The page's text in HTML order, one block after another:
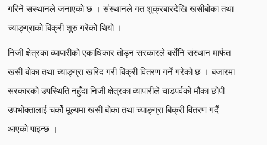
गरिने संस्थानले जनाएको छ । संस्थानले गत शुक्रबारदेखि खसीबोका तथा
च्याङ्ग्राको बिक्री शुरु गरेको थियो ।
निजी क्षेत्रका व्यापारीको एकाधिकार तोड्न सरकारले बर्सेनि संस्थान मार्फत
खसी बोका तथा च्याङ्ग्रा खरिद गरी बिक्री वितरण गर्ने गरेको छ । बजारमा
सरकारको उपस्थिति नहुँदा निजी क्षेत्रका व्यापारीले चाडपर्वको मौका छोपी
उपभोक्तालाई चर्को मूल्यमा खसी बोका तथा च्याङ्ग्रा बिक्री वितरण गर्दै
आएको पाइन्छ ।